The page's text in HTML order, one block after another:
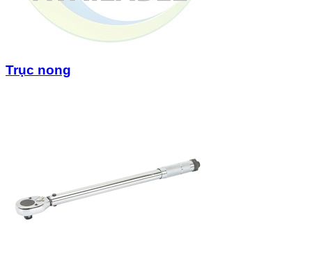
Trục nong